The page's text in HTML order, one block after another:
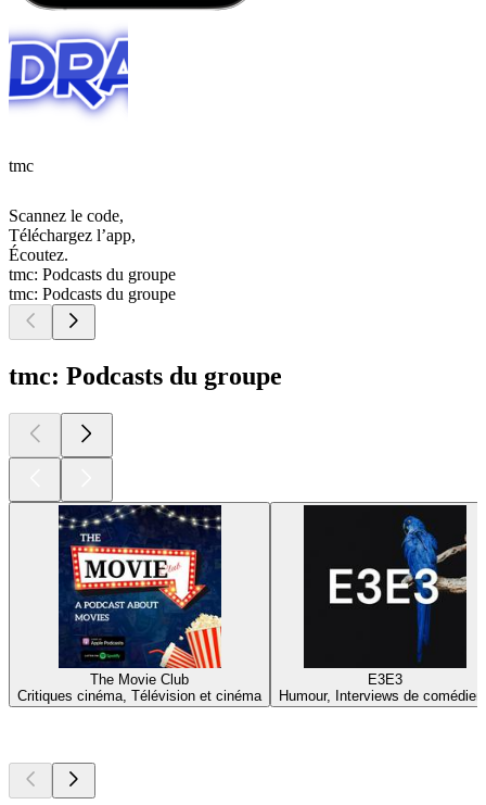
tmc
Scannez le code,
Téléchargez l’app,
Écoutez.
tmc: Podcasts du groupe
tmc: Podcasts du groupe
tmc: Podcasts du groupe
The Movie Club
Critiques cinéma, Télévision et cinéma
E3E3
Humour, Interviews de